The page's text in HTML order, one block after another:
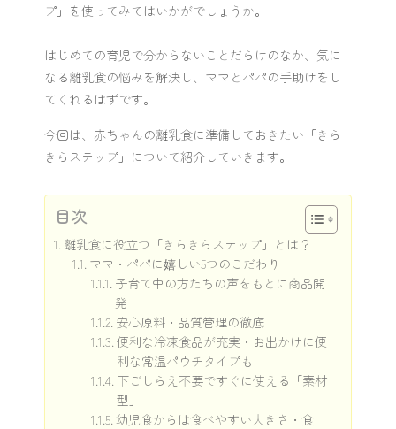
プ」を使ってみてはいかがでしょうか。
はじめての育児で分からないことだらけのなか、気に
なる離乳食の悩みを解決し、ママとパパの手助けをし
てくれるはずです。
今回は、赤ちゃんの離乳食に準備しておきたい「きら
きらステップ」について紹介していきます。
目次
離乳食に役立つ「きらきらステップ」とは？
ママ・パパに嬉しい5つのこだわり
子育て中の方たちの声をもとに商品開
発
安心原料・品質管理の徹底
便利な冷凍食品が充実・お出かけに便
利な常温パウチタイプも
下ごしらえ不要ですぐに使える「素材
型」
幼児食からは食べやすい大きさ・食